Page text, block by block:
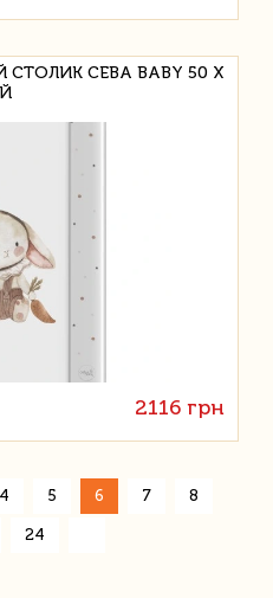
CEBA BABY 50 Х
2116 грн
4 5 6 7 8
24